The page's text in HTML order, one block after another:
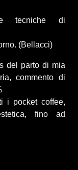
tecniche di
(Bellacci)
del parto di mia
commento di
i pocket coffee,
fino ad